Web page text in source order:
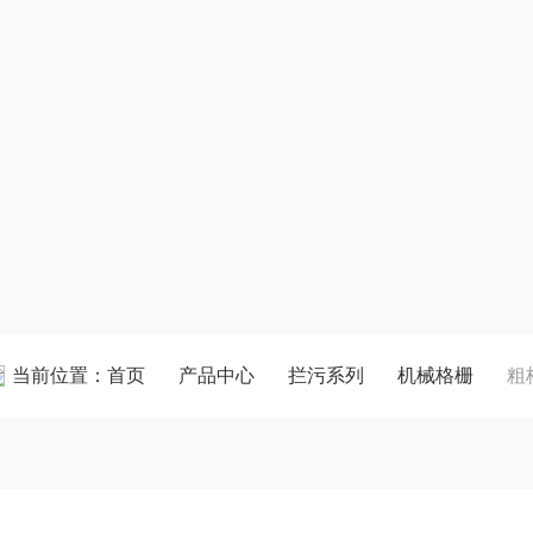
当前位置： 首页 产品中心 拦污系列 机械格栅 粗